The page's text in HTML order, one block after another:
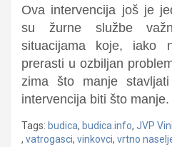
Ova intervencija još je
su žurne službe
situacijama koje, iako
prerasti u ozbiljan
zima što manje
intervencija biti što manje.
Tags: budica, budica.info, JVP
, vatrogasci, vinkovci, vrtno